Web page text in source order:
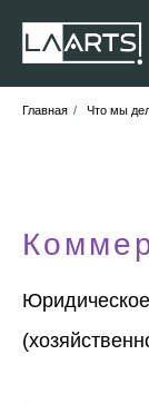
Главная / Что мы